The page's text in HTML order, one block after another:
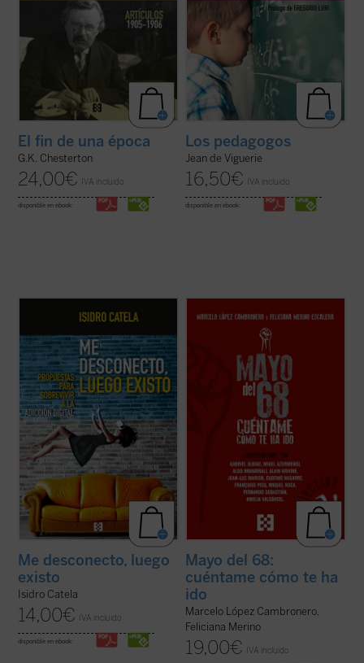
El fin de una época
G.K. Chesterton
24,00€ IVA incluido
disponible en ebook:
Los pedagogos
Jean de Viguerie
16,50€ IVA incluido
disponible en ebook:
La escena en la que un grupo de jóvenes (o
no tan jóvenes) ha quedado a tomar unas
cerviz agachada, permanecen
whatsappeando
cada uno por su lado, se
nos ha hecho por desgracia habitual. No es
...(ver ficha)
Me desconecto, luego
existo
Isidro Catela
14,00€ IVA incluido
disponible en ebook:
conversaciones con relevantes
personalidades españolas y europeas
(protagonistas todas ellas de aquellos
acontecimientos), diferentes aspectos
fundamentales de aquel frenético mes de
mayo, tales como la experiencia ...
Mayo del 68:
cuéntame cómo te ha
ido
Marcelo López Cambronero,
Feliciana Merino
19,00€ IVA incluido